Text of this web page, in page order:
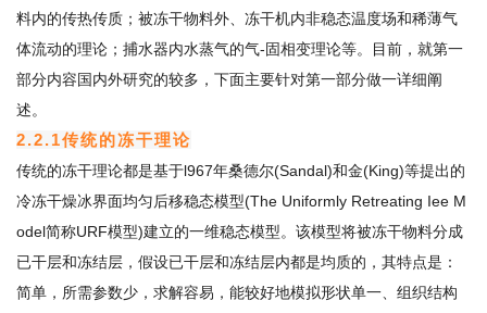
料内的传热传质；被冻干物料外、冻干机内非稳态温度场和稀薄气
体流动的理论；捕水器内水蒸气的气-固相变理论等。目前，就第一
部分内容国内外研究的较多，下面主要针对第一部分做一详细阐
述。
2.2.1传统的冻干理论
传统的冻干理论都是基于l967年桑德尔(Sandal)和金(King)等提出的
冷冻干燥冰界面均匀后移稳态模型(The Uniformly Retreating Iee M
odel简称URF模型)建立的一维稳态模型。该模型将被冻干物料分成
已干层和冻结层，假设已干层和冻结层内都是均质的，其特点是：
简单，所需参数少，求解容易，能较好地模拟形状单一、组织结构